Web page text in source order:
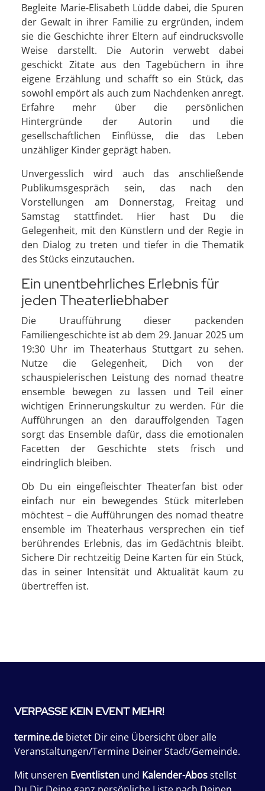
Begleite Marie-Elisabeth Lüdde dabei, die Spuren
der Gewalt in ihrer Familie zu ergründen, indem
sie die Geschichte ihrer Eltern auf eindrucksvolle
Weise darstellt. Die Autorin verwebt dabei
geschickt Zitate aus den Tagebüchern in ihre
eigene Erzählung und schafft so ein Stück, das
sowohl empört als auch zum Nachdenken anregt.
Erfahre mehr über die persönlichen
Hintergründe der Autorin und die
gesellschaftlichen Einflüsse, die das Leben
unzähliger Kinder geprägt haben.
Unvergesslich wird auch das anschließende
Publikumsgespräch sein, das nach den
Vorstellungen am Donnerstag, Freitag und
Samstag stattfindet. Hier hast Du die
Gelegenheit, mit den Künstlern und der Regie in
den Dialog zu treten und tiefer in die Thematik
des Stücks einzutauchen.
Ein unentbehrliches Erlebnis für
jeden Theaterliebhaber
Die Uraufführung dieser packenden
Familiengeschichte ist ab dem 29. Januar 2025 um
19:30 Uhr im Theaterhaus Stuttgart zu sehen.
Nutze die Gelegenheit, Dich von der
schauspielerischen Leistung des nomad theatre
ensemble bewegen zu lassen und Teil einer
wichtigen Erinnerungskultur zu werden. Für die
Aufführungen an den darauffolgenden Tagen
sorgt das Ensemble dafür, dass die emotionalen
Facetten der Geschichte stets frisch und
eindringlich bleiben.
Ob Du ein eingefleischter Theaterfan bist oder
einfach nur ein bewegendes Stück miterleben
möchtest – die Aufführungen des nomad theatre
ensemble im Theaterhaus versprechen ein tief
berührendes Erlebnis, das im Gedächtnis bleibt.
Sichere Dir rechtzeitig Deine Karten für ein Stück,
das in seiner Intensität und Aktualität kaum zu
übertreffen ist.
VERPASSE KEIN EVENT MEHR!
termine.de bietet Dir eine Übersicht über alle
Veranstaltungen/Termine Deiner Stadt/Gemeinde.
Mit unseren Eventlisten und Kalender-Abosstellst